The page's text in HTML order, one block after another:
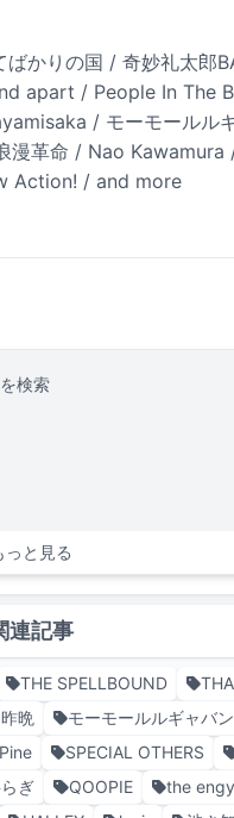
かりの国 / 奇妙礼太郎
apart / People In The
/ モーモールル
革命 / Nao Kawamura
Action! / and more
検索
っと見る
連記事
THE SPELLBOUND
晩 モーモールルギャバン
SPECIAL OTHERS
ぎ QOOPIE the engy